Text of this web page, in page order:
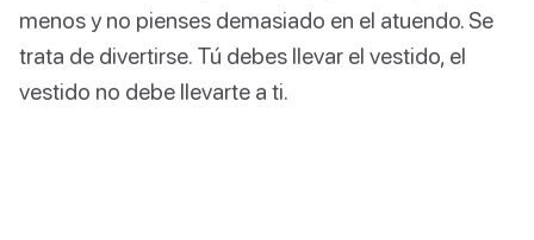
menos y no pienses demasiado en el atuendo. Se
trata de divertirse. Tú debes llevar el vestido, el
vestido no debe llevarte a ti.